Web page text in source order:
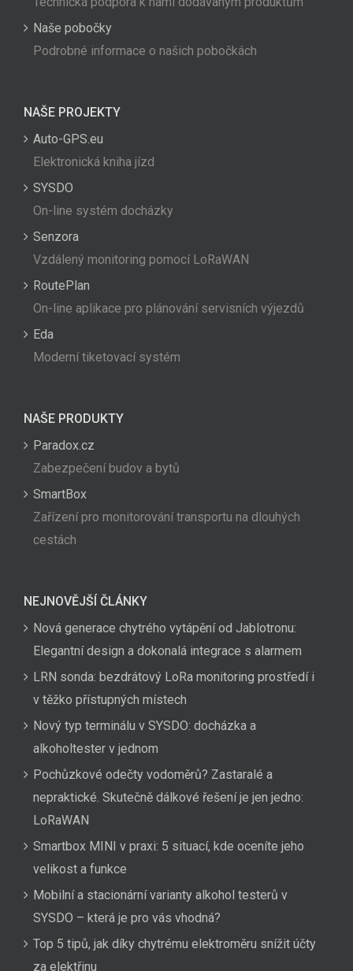
Naše pobočky
Podrobné informace o našich pobočkách
NAŠE PROJEKTY
Auto-GPS.eu
Elektronická kniha jízd
SYSDO
On-line systém docházky
Senzora
Vzdálený monitoring pomocí LoRaWAN
RoutePlan
On-line aplikace pro plánování servisních výjezdů
Eda
Moderní tiketovací systém
NAŠE PRODUKTY
Paradox.cz
Zabezpečení budov a bytů
SmartBox
Zařízení pro monitorování transportu na dlouhých
cestách
NEJNOVĚJŠÍ ČLÁNKY
Nová generace chytrého vytápění od Jablotronu:
Elegantní design a dokonalá integrace s alarmem
LRN sonda: bezdrátový LoRa monitoring prostředí i
v těžko přístupných místech
Nový typ terminálu v SYSDO: docházka a
alkoholtester v jednom
Pochůzkové odečty vodoměrů? Zastaralé a
nepraktické. Skutečně dálkové řešení je jen jedno:
LoRaWAN
Smartbox MINI v praxi: 5 situací, kde oceníte jeho
velikost a funkce
Mobilní a stacionární varianty alkohol testerů v
SYSDO – která je pro vás vhodná?
Top 5 tipů, jak díky chytrému elektroměru snížit účty
za elektřinu